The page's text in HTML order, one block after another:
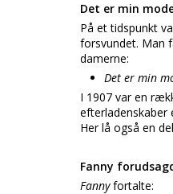
Det er min
På et tidspunkt
forsvundet. Man
damerne:
Det er min
I 1907 var en
efterladenskaber
Her lå også en
Fanny
Fannyfortalte: